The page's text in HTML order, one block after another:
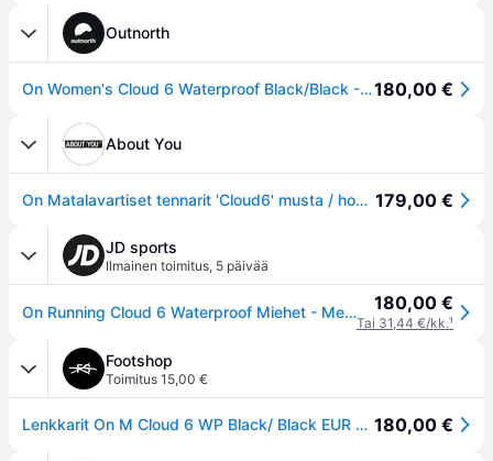
Outnorth
On Women's Cloud 6 Waterproof Black/Black - 42180,00 €
About You
On Matalavartiset tennarit 'Cloud6' musta / hopea 179,00 €
JD sports
Ilmainen toimitus, 5 päivää
On Running Cloud 6 Waterproof Miehet - Mens, musta 180,00 €
Tai 31,44 €/kk.¹
Footshop
Toimitus 15,00 €
Lenkkarit On M Cloud 6 WP Black/ Black EUR 44.5 180,00 €